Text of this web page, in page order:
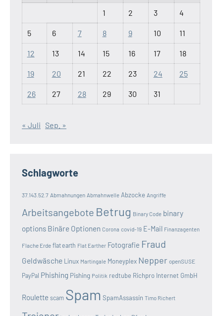
1 2 3 4
5 6 7 8 9 10 11
12 13 14 15 16 17 18
19 20 21 22 23 24 25
26 27 28 29 30 31
« Juli Sep. »
Schlagworte
37.143.52.7 Abmahnungen Abmahnwelle Abzocke Angriffe
Arbeitsangebote Betrug Binary Code binary
options Binäre Optionen Corona covid-19 E-Mail Finanzagenten
Flache Erde flat earth Flat Earther Fotografie Fraud
Geldwäsche Linux Martingale Moneyplex Nepper openSUSE
PayPal Phishing Pishing Politik redtube Richpro Internet GmbH
Roulette scam Spam SpamAssassin Timo Richert